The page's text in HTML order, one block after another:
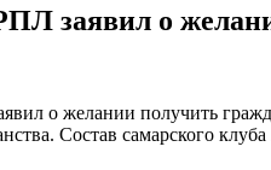
заявил о
о желании получить
Состав самарского